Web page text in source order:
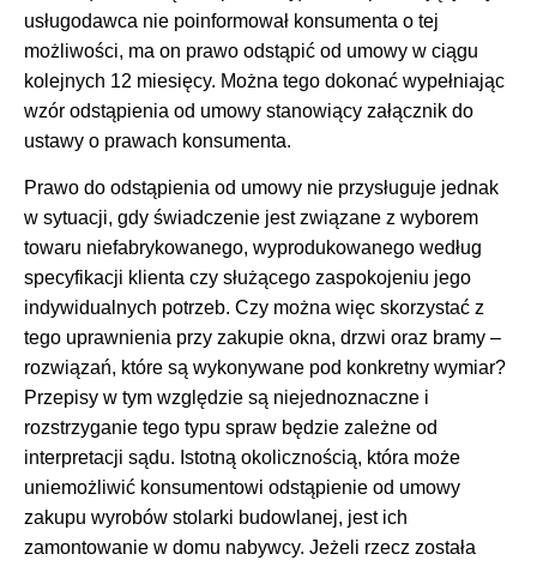
usługodawca nie poinformował konsumenta o tej
możliwości, ma on prawo odstąpić od umowy w ciągu
kolejnych 12 miesięcy. Można tego dokonać wypełniając
wzór odstąpienia od umowy stanowiący załącznik do
ustawy o prawach konsumenta.
Prawo do odstąpienia od umowy nie przysługuje jednak
w sytuacji, gdy świadczenie jest związane z wyborem
towaru niefabrykowanego, wyprodukowanego według
specyfikacji klienta czy służącego zaspokojeniu jego
indywidualnych potrzeb. Czy można więc skorzystać z
tego uprawnienia przy zakupie okna, drzwi oraz bramy –
rozwiązań, które są wykonywane pod konkretny wymiar?
Przepisy w tym względzie są niejednoznaczne i
rozstrzyganie tego typu spraw będzie zależne od
interpretacji sądu. Istotną okolicznością, która może
uniemożliwić konsumentowi odstąpienie od umowy
zakupu wyrobów stolarki budowlanej, jest ich
zamontowanie w domu nabywcy. Jeżeli rzecz została